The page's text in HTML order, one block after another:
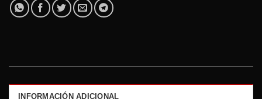
INFORMACIÓN ADICIONAL